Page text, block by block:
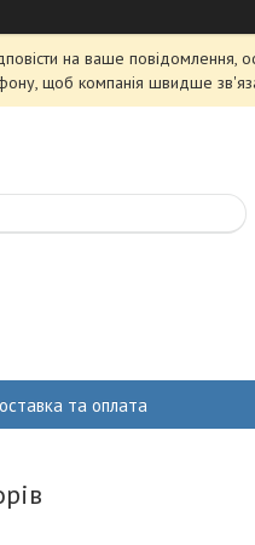
на ваше повідомлення,
щоб компанія швидше
та оплата